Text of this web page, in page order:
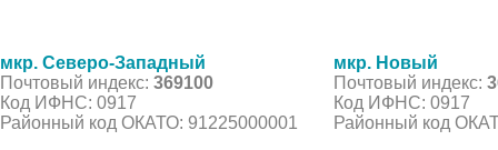
мкр. Северо-Западный
Почтовый индекс: 369100
Код ИФНС: 0917
Районный код ОКАТО: 91225000001
мкр. Новый
Почтовый индекс:
Код ИФНС: 0917
Районный код